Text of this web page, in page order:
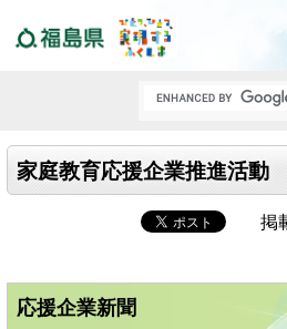
家庭教育応援企業推進活動
掲
応援企業新聞